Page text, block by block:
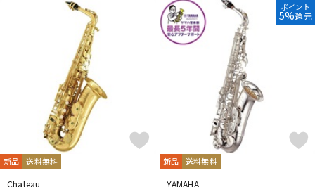
新品 送料無料
Chateau
ポイント
5%還元
新品 送料無料
YAMAHA